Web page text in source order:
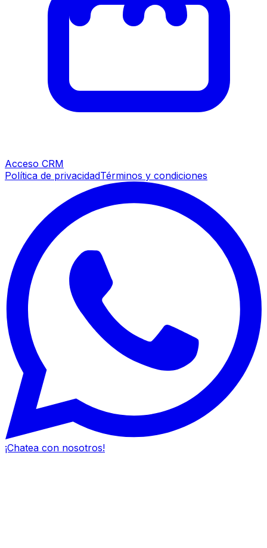
Acceso CRM
Política de privacidadTérminos y condiciones
¡Chatea con nosotros!